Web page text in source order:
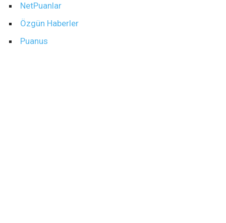
NetPuanlar
Özgün Haberler
Puanus